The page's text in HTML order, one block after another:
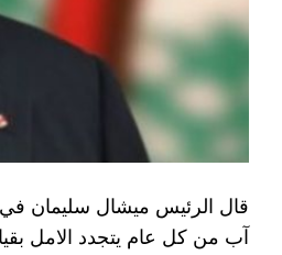
قال الرئيس ميشال سليمان
آب من كل عام يتجدد الامل